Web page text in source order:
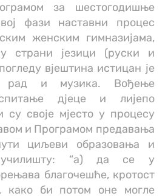
за шестогодишње
фази наставни процес
женским гимназијама,
страни језици (руски и
вјештина истицан је
рад и музика. Вођење
дјеце и лијепо
своје мјесто у процесу
и Програмом предавања
циљеви образовања и
“а) да се у
благочешће, кротост
како би потом оне могле